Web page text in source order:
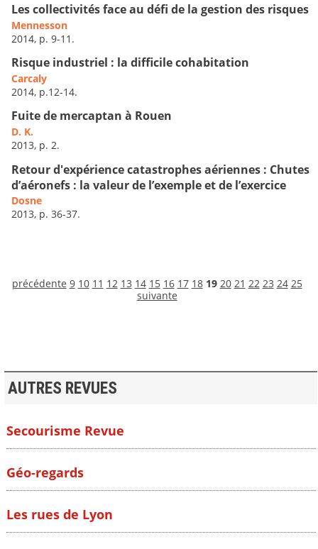
Les collectivités face au défi de la gestion des risques
Mennesson
2014, p. 9-11.
Risque industriel : la difficile cohabitation
Carcaly
2014, p.12-14.
Fuite de mercaptan à Rouen
D. K.
2013, p. 2.
Retour d'expérience catastrophes aériennes : Chutes
d’aéronefs : la valeur de l’exemple et de l’exercice
Dosne
2013, p. 36-37.
précédente 9 10 11 12 13 14 15 16 17 18 19 20 21 22 23 24 25
suivante
AUTRES REVUES
Secourisme Revue
Géo-regards
Les rues de Lyon